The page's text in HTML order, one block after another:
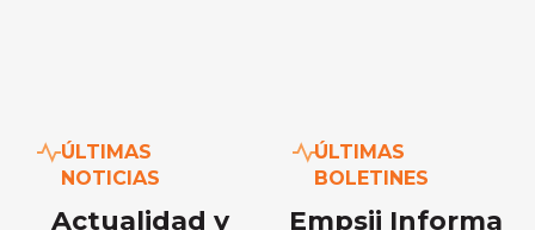
Actualidad y
ÚLTIMAS
NOTICIAS
Empsii Informa
ÚLTIMAS
BOLETINES